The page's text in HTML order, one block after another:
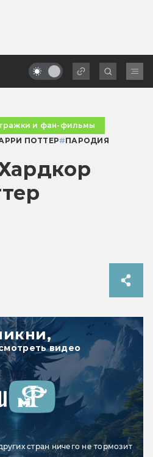
и фан-фильмы
ПОТТЕР#ПАРОДИЯ
видео
стран ничего не тормозит